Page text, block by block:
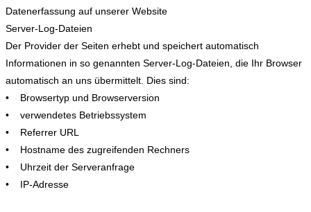
Datenerfassung auf unserer Website
Server-Log-Dateien
Der Provider der Seiten erhebt und speichert automatisch
Informationen in so genannten Server-Log-Dateien, die Ihr Browser
automatisch an uns übermittelt. Dies sind:
• Browsertyp und Browserversion
• verwendetes Betriebssystem
• Referrer URL
• Hostname des zugreifenden Rechners
• Uhrzeit der Serveranfrage
• IP-Adresse